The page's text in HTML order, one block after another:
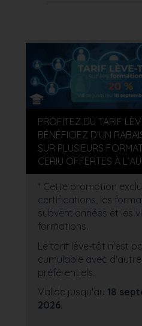
PROFITEZ DU TARIF
BÉNÉFICIEZ D’UN
SUR PLUSIEURS
CERIU OFFERTES À
* Cette promotion
certifications, les
subventionnées et les
formations.
Le tarif lève-tôt n'est
cumulable avec
préférentiels.
Valide jusqu'au 18
2026.